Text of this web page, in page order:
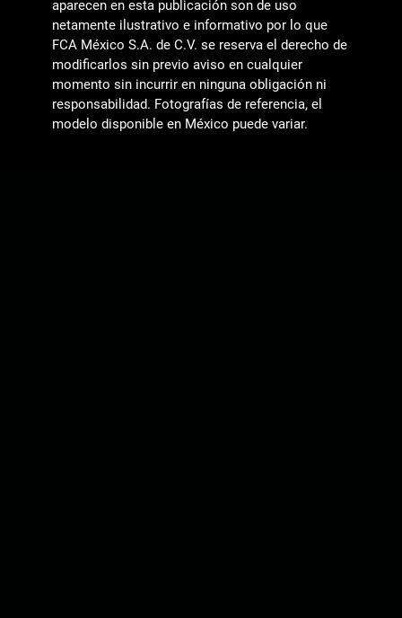
aparecen en esta publicación son de uso
netamente ilustrativo e informativo por lo que
FCA México S.A. de C.V. se reserva el derecho de
modificarlos sin previo aviso en cualquier
momento sin incurrir en ninguna obligación ni
responsabilidad. Fotografías de referencia, el
modelo disponible en México puede variar.